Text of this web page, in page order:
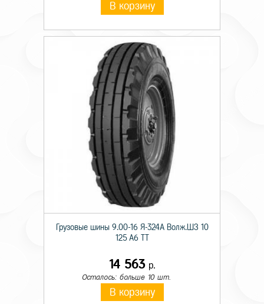
В корзину
Грузовые шины 9.00-16 Я-324А Волж.ШЗ 10
125 A6 TT
14 563р.
Осталось: больше 10 шт.
В корзину